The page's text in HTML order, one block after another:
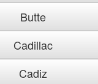
Butte
Cadillac
Cadiz